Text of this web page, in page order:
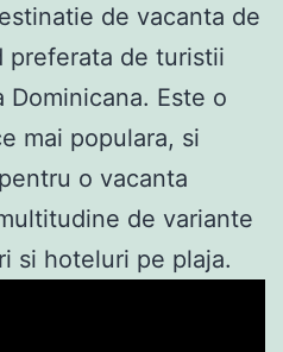
de vacanta de
preferata de turistii
Dominicana. Este o
mai populara, si
o vacanta
de variante
si hoteluri pe plaja.